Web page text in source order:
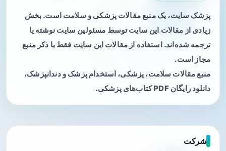
پزشک سایت، یک منبع مقالات پزشکی و سلامت است. بخش
زیادی از مقالات این سایت توسط مسئولین سایت نوشته یا
ترجمه شده‌اند. استفاده از مقالات این سایت فقط با ذکر منبع
مجاز است.
منبع مقالات سلامت، پزشکی، استخدام پزشک و دندانپزشک،
دانلود رایگان PDF کتاب‌های پزشکی.
شرکت